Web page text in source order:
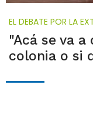
EL DEBATE POR LA
"Acá se va
colonia o si